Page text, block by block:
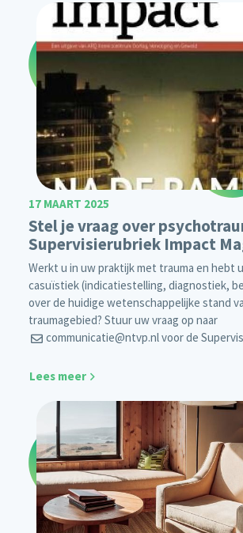
17 MAART 2025
Stel je vraag over
Supervisierubriek Impact
Werkt u in uw praktijk met trauma en hebt
casuïstiek (indicatiestelling, diagnostiek,
over de huidige wetenschappelijke stand
traumagebied? Stuur uw vraag op naar
communicatie@ntvp.nlvoor de
Lees meer